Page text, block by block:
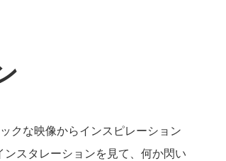
クな映像からインスピレーション
スタレーションを見て、何か閃い